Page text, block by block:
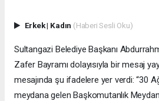
Erkek| Kadın (Haberi Sesli Oku)
Sultangazi Belediye Başkanı
Zafer Bayramı dolayısıyla bir mesaj
mesajında şu ifadelere yer verdi: “30
meydana gelen Başkomutanlık